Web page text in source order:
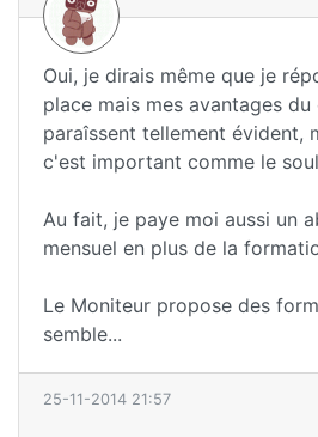
Oui, je dirais même que je
place mais mes avantages
paraîssent tellement évident,
c'est important comme le
Au fait, je paye moi aussi un
mensuel en plus de la
Le Moniteur propose des
semble...
25-11-2014 21:57